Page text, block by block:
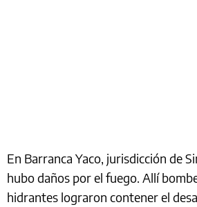
En Barranca Yaco, jurisdicción de
hubo daños por el fuego. Allí
hidrantes lograron contener el